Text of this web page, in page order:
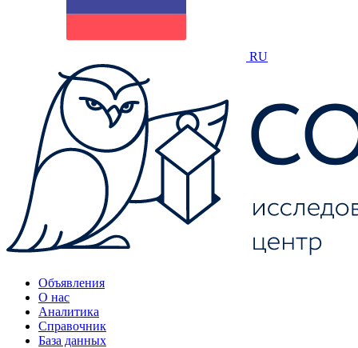
RU
Объявления
О нас
Аналитика
Справочник
База данных